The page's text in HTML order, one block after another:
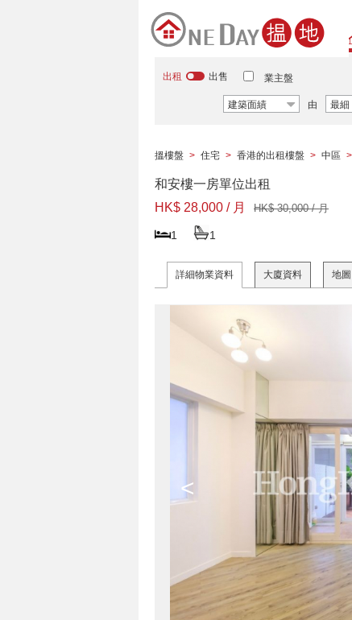
出租 出售 業主盤
建築面績 由 最細
搵樓盤 > 住宅 > 香港的出租樓盤 > 中區 >
和安樓一房單位出租
HK$ 28,000 / 月
HK$ 30,000 / 月
1 1
詳細物業資料 大廈資料 地圖
<